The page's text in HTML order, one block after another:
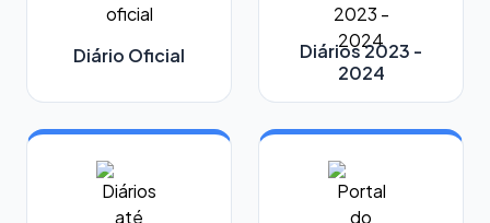
Diário Oficial
Diários 2023 -
2024